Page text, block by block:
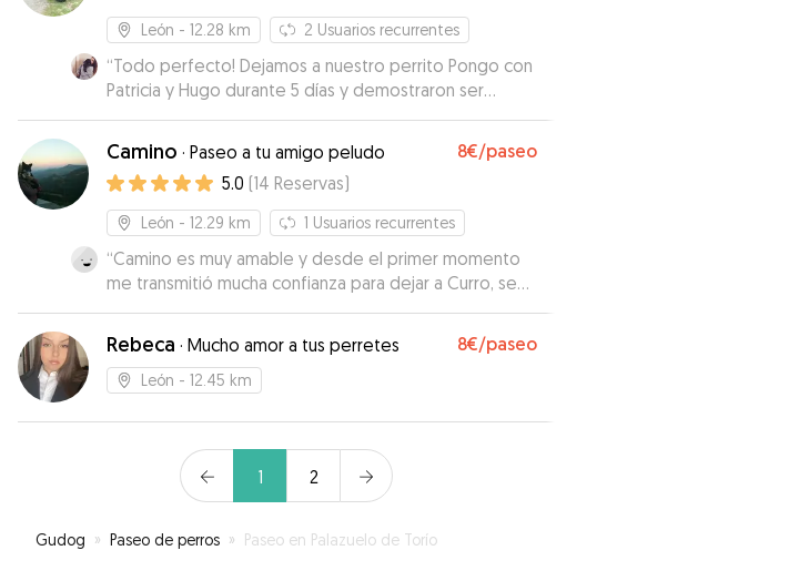
León - 12.28 km 2 Usuarios recurrentes
“Todo perfecto! Dejamos a nuestro perrito Pongo con
Patricia y Hugo durante 5 días y demostraron ser
profesionales, cariñosos y muy dedicados. Patricia me
mantuvo informada con fotos y actualizaciones diarias
y se aseguró de que Pongo estuviera feliz y cómodo.
La recomiendo encarecidamente para el cuidado de
cualquier mascota, se nota que adora los animales.
Gracias!!”
Camino · Paseo a tu amigo peludo 8€/paseo
5.0 (14 Reservas)
León - 12.29 km 1 Usuarios recurrentes
“Camino es muy amable y desde el primer momento
me transmitió mucha confianza para dejar a Curro, se
nota que le gustan los perros y que tiene experiencia.
Sin duda contare con ella si vuelvo a necesitarlo. ”
Rebeca · Mucho amor a tus perretes 8€/paseo
León - 12.45 km
1 2
Gudog » Paseo de perros » Paseo en Palazuelo de Torío